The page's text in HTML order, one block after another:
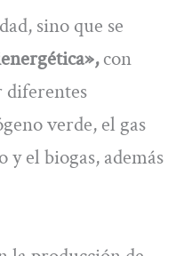
sino que se
con
diferentes
verde, el gas
el biogas, además